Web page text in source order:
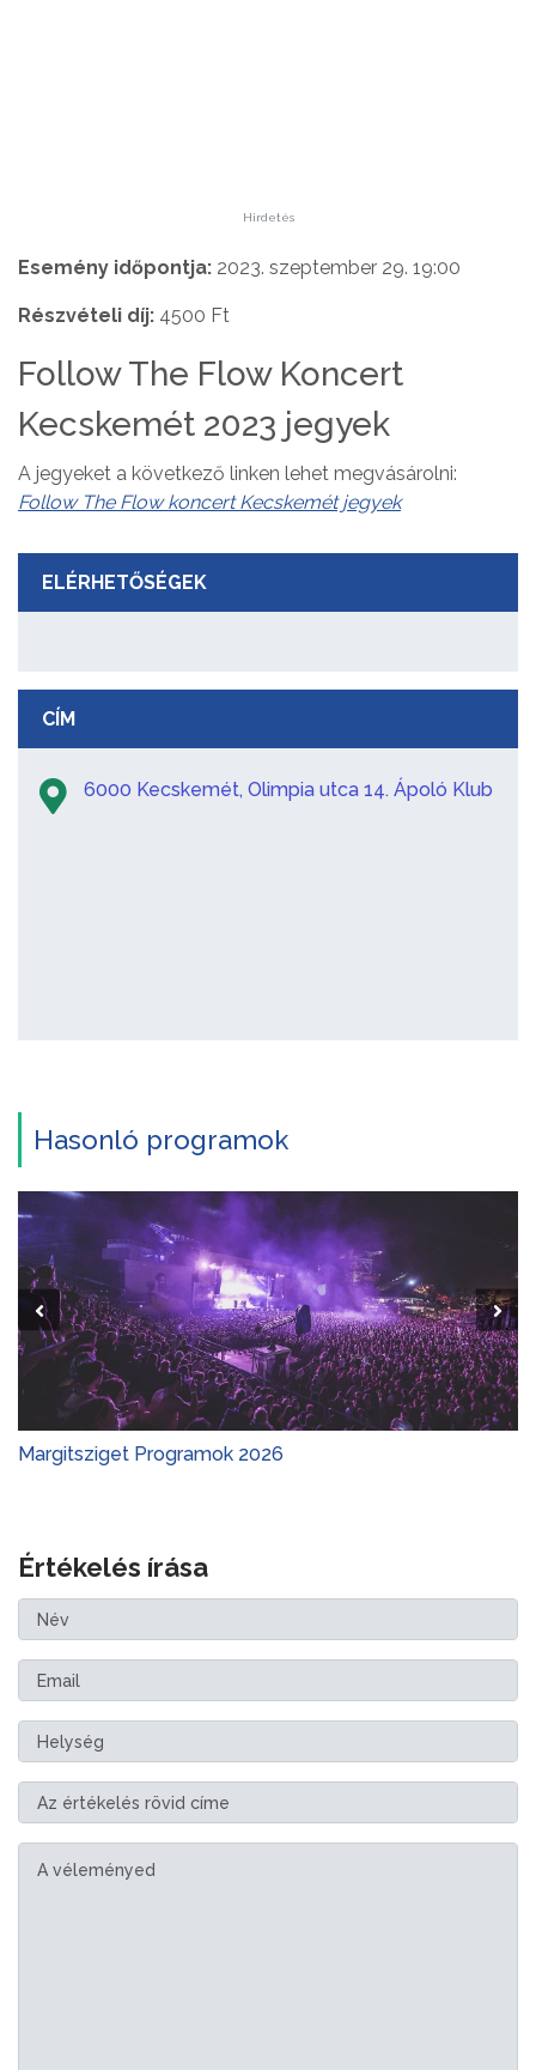
Hirdetés
Esemény időpontja: 2023. szeptember 29. 19:00
Részvételi díj: 4500 Ft
Follow The Flow Koncert
Kecskemét 2023 jegyek
A jegyeket a következő linken lehet megvásárolni:
Follow The Flow koncert Kecskemét jegyek
ELÉRHETŐSÉGEK
CÍM
6000 Kecskemét, Olimpia utca 14. Ápoló Klub
Hasonló programok
Margitsziget Programok 2026
Értékelés írása